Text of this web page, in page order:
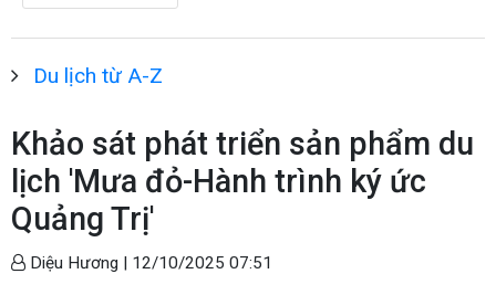
Du lịch từ A-Z
Khảo sát phát triển sản phẩm du
lịch 'Mưa đỏ-Hành trình ký ức
Quảng Trị'
Diệu Hương | 12/10/2025 07:51